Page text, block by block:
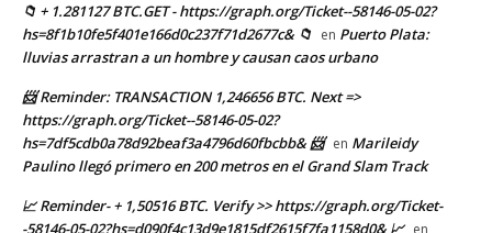
📁 + 1.281127 BTC.GET - https://graph.org/Ticket--58146-05-02?
hs=8f1b10fe5f401e166d0c237f71d2677c& 📁 en Puerto Plata:
lluvias arrastran a un hombre y causan caos urbano
📨 Reminder: TRANSACTION 1,246656 BTC. Next =>
https://graph.org/Ticket--58146-05-02?
hs=7df5cdb0a78d92beaf3a4796d60fbcbb& 📨 en Marileidy
Paulino llegó primero en 200 metros en el Grand Slam Track
📈 Reminder- + 1,50516 BTC. Verify >> https://graph.org/Ticket-
-58146-05-02?hs=d090f4c13d9e1815df2615f7fa1158d0& 📈 en